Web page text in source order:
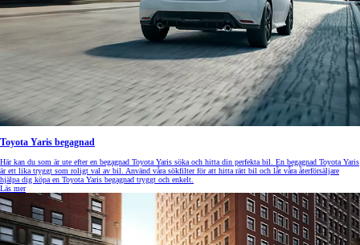
Toyota Yaris begagnad
Här kan du som är ute efter en begagnad Toyota Yaris söka och hitta din perfekta bil. En begagnad Toyota Yaris
är ett lika tryggt som roligt val av bil. Använd våra sökfilter för att hitta rätt bil och låt våra återförsäljare
hjälpa dig köpa en Toyota Yaris begagnad tryggt och enkelt.
Läs mer